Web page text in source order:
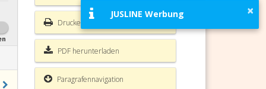
Drucken
PDF herunterladen
Paragrafennavigation
×
JUSLINE Werbung